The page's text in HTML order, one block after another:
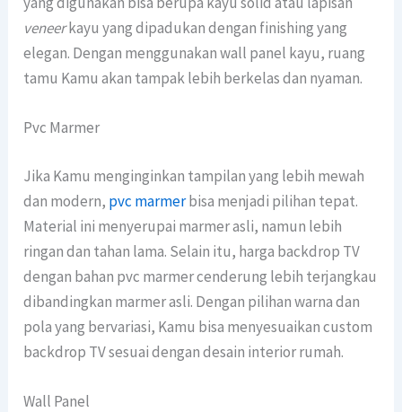
veneerkayu yang dipadukan dengan finishing yang
elegan. Dengan menggunakan wall panel kayu, ruang
tamu Kamu akan tampak lebih berkelas dan nyaman.
Pvc Marmer
Jika Kamu menginginkan tampilan yang lebih mewah
dan modern, pvc marmerbisa menjadi pilihan tepat.
Material ini menyerupai marmer asli, namun lebih
ringan dan tahan lama. Selain itu, harga backdrop TV
dengan bahan pvc marmer cenderung lebih terjangkau
dibandingkan marmer asli. Dengan pilihan warna dan
pola yang bervariasi, Kamu bisa menyesuaikan custom
backdrop TV sesuai dengan desain interior rumah.
Wall Panel